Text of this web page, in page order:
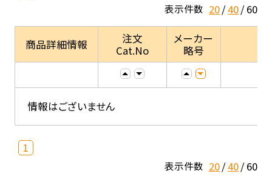
表示件数 20 40 60
商品詳細情報
注文
Cat.No
メーカー
略号
情報はございません
1
表示件数 20 40 60